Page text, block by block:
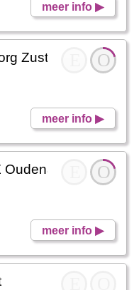
meer info ▶
O
Zusters Sint
meer info ▶
O
Oudenaarde
meer info ▶